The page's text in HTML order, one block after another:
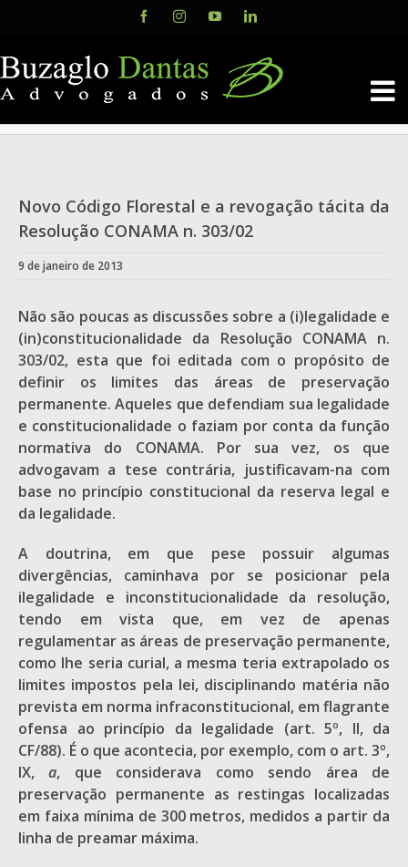
content
FacebookInstagramYouTubeLinkedIn
Novo Código Florestal e a revogação tácita da
Resolução CONAMA n. 303/02
9 de janeiro de 2013
Não são poucas as discussões sobre a (i)legalidade e
(in)constitucionalidade da Resolução CONAMA n.
303/02, esta que foi editada com o propósito de
definir os limites das áreas de preservação
permanente. Aqueles que defendiam sua legalidade
e constitucionalidade o faziam por conta da função
normativa do CONAMA. Por sua vez, os que
advogavam a tese contrária, justificavam-na com
base no princípio constitucional da reserva legal e
da legalidade.
A doutrina, em que pese possuir algumas
divergências, caminhava por se posicionar pela
ilegalidade e inconstitucionalidade da resolução,
tendo em vista que, em vez de apenas
regulamentar as áreas de preservação permanente,
como lhe seria curial, a mesma teria extrapolado os
limites impostos pela lei, disciplinando matéria não
prevista em norma infraconstitucional, em flagrante
ofensa ao princípio da legalidade (art. 5º, II, da
CF/88). É o que acontecia, por exemplo, com o art. 3º,
IX,a, que considerava como sendo área de
preservação permanente as restingas localizadas
em faixa mínima de 300 metros, medidos a partir da
linha de preamar máxima.